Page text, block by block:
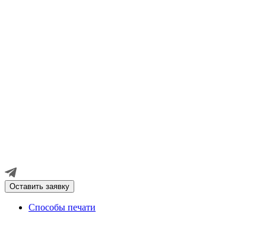
Оставить заявку
Способы печати